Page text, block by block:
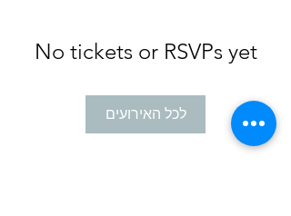
No tickets or RSVPs yet
לכל האירועים